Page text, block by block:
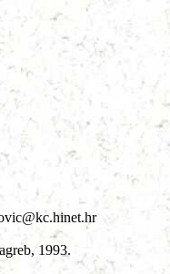
1993.